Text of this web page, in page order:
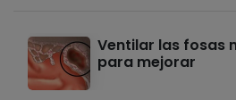
Ventilar las fosas
para mejorar